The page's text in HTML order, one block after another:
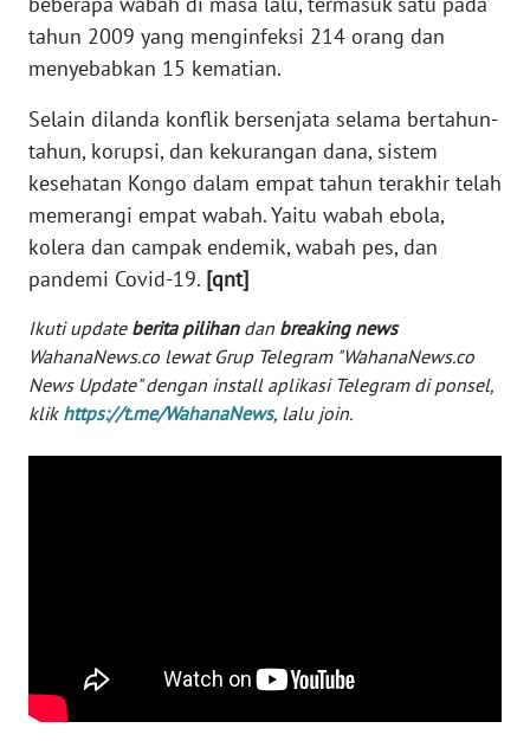
tahun 2009 yang menginfeksi 214 orang dan
menyebabkan 15 kematian.
Selain dilanda konflik bersenjata selama bertahun-
tahun, korupsi, dan kekurangan dana, sistem
kesehatan Kongo dalam empat tahun terakhir telah
memerangi empat wabah. Yaitu wabah ebola,
kolera dan campak endemik, wabah pes, dan
pandemi Covid-19. [qnt]
Ikuti update berita pilihandan breaking news
WahanaNews.co lewat Grup Telegram "WahanaNews.co
News Update" dengan install aplikasi Telegram di ponsel,
klik https://t.me/WahanaNews, lalu join.
PAPUA
WN
PAPUA
BARAT
WN
RIAU
WN
SERAMBI
JAMBI
WN
SULTENG